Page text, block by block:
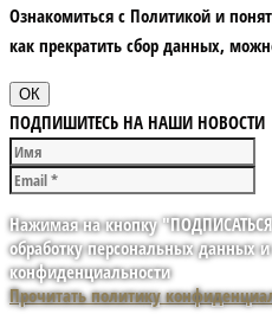
Ознакомиться с Политикой и
как прекратить сбор данных,
ОК
ПОДПИШИТЕСЬ НА НАШИ НОВОСТИ
Нажимая на кнопку
обработку персональных данных
конфиденциальности
Прочитать политику